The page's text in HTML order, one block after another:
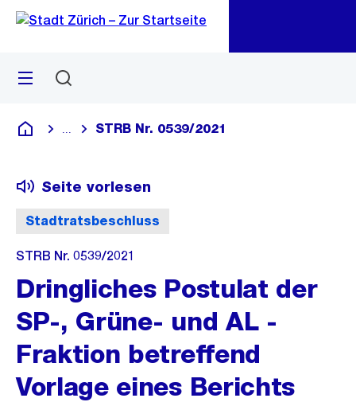
Navigation
Sprunglink
Menü
Deutsch
Blende alle Breadcrumbs ein
STRB Nr. 0539/2021
Stadtratsbeschluss
Seite vorlesen
STRB Nr. 0539/2021
Dringliches Postulat der
SP-, Grüne- und AL -
Fraktion betreffend
Vorlage eines Berichts